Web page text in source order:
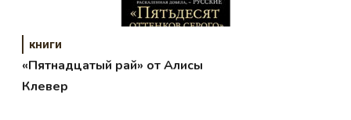
книги
«Пятнадцатый рай» от Алисы
Клевер